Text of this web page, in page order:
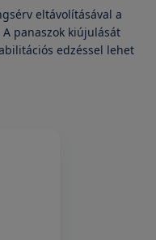
eltávolításával a
panaszok kiújulását
edzéssel lehet